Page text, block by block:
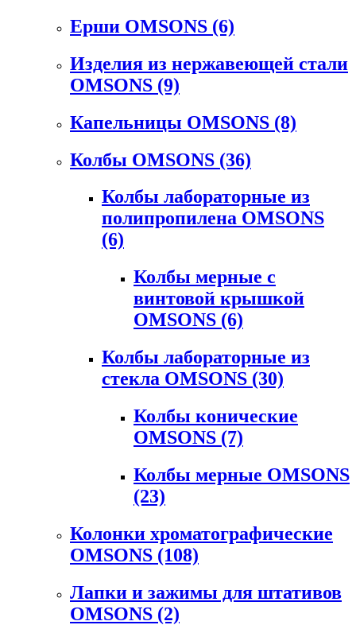
Ерши OMSONS (6)
Изделия из нержавеющей стали
OMSONS (9)
Капельницы OMSONS (8)
Колбы OMSONS (36)
Колбы лабораторные из
полипропилена OMSONS
(6)
Колбы мерные с
винтовой крышкой
OMSONS (6)
Колбы лабораторные из
стекла OMSONS (30)
Колбы конические
OMSONS (7)
Колбы мерные OMSONS
(23)
Колонки хроматографические
OMSONS (108)
Лапки и зажимы для штативов
OMSONS (2)